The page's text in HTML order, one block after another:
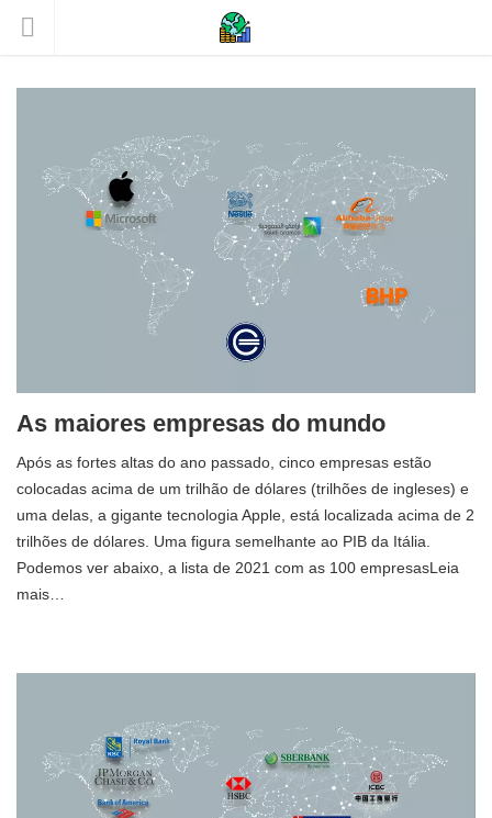
As maiores empresas do mundo
Após as fortes altas do ano passado, cinco empresas estão
colocadas acima de um trilhão de dólares (trilhões de ingleses) e
uma delas, a gigante tecnologia Apple, está localizada acima de 2
trilhões de dólares. Uma figura semelhante ao PIB da Itália.
Podemos ver abaixo, a lista de 2021 com as 100 empresasLeia
mais…